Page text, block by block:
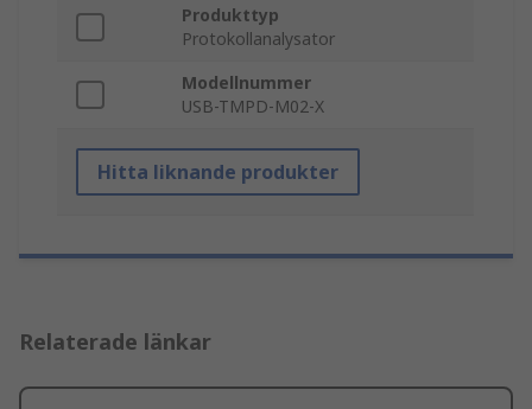
Produkttyp
Protokollanalysator
Modellnummer
USB-TMPD-M02-X
Hitta liknande produkter
Relaterade länkar